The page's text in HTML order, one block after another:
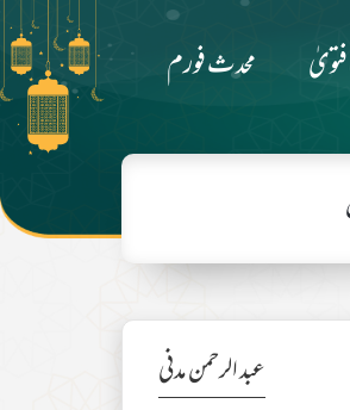
محدث فورم
عبد الرحمن مدنی